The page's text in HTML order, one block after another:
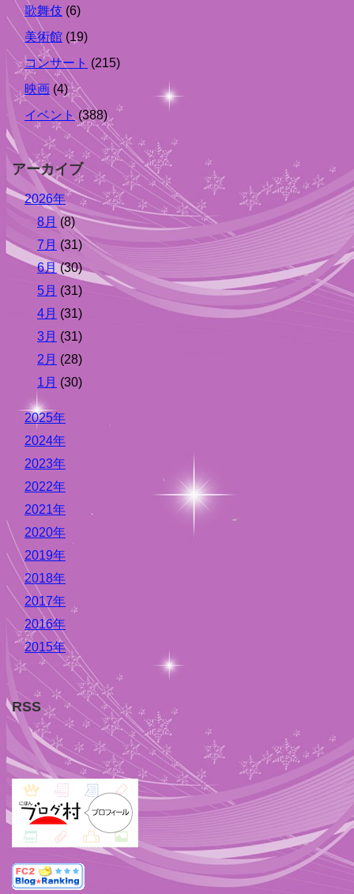
歌舞伎 (6)
美術館 (19)
コンサート (215)
映画 (4)
イベント (388)
アーカイブ
2026年
8月 (8)
7月 (31)
6月 (30)
5月 (31)
4月 (31)
3月 (31)
2月 (28)
1月 (30)
2025年
2024年
2023年
2022年
2021年
2020年
2019年
2018年
2017年
2016年
2015年
RSS